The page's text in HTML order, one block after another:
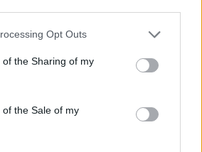
app uses one or more Google
or usage behaviour. You may click to
to Google and its third-party tags to
specified purposes in below Google
Opt Outs
the Sharing of my
the Sale of my
és néha még írni is sikerült
Spanyolország
Dánia
fotókvannak fent, de megyek